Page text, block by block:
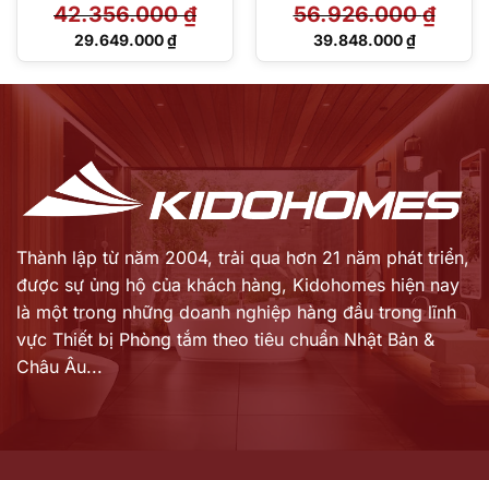
– TCF47360GAA
42.356.000₫
Giá
29.649.000₫
Giá
56.926.000₫
Giá
56.926.000 ₫.
39.848.000₫
Giá
39.848.000 ₫.
Thành lập từ năm 2004, trải qua hơn 21 năm phát triển,
được sự ủng hộ của khách hàng, Kidohomes hiện nay
là một trong những doanh nghiệp hàng đầu trong lĩnh
vực Thiết bị Phòng tắm theo tiêu chuẩn Nhật Bản &
Châu Âu...